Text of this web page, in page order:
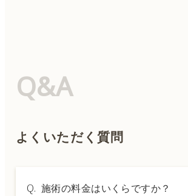
Q&A
よくいただく質問
Q. 施術の料金はいくらですか？